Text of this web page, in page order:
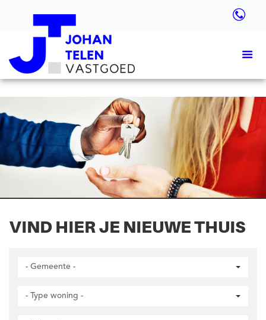
VIND HIER JE NIEUWE THUIS
- Gemeente -
- Type woning -